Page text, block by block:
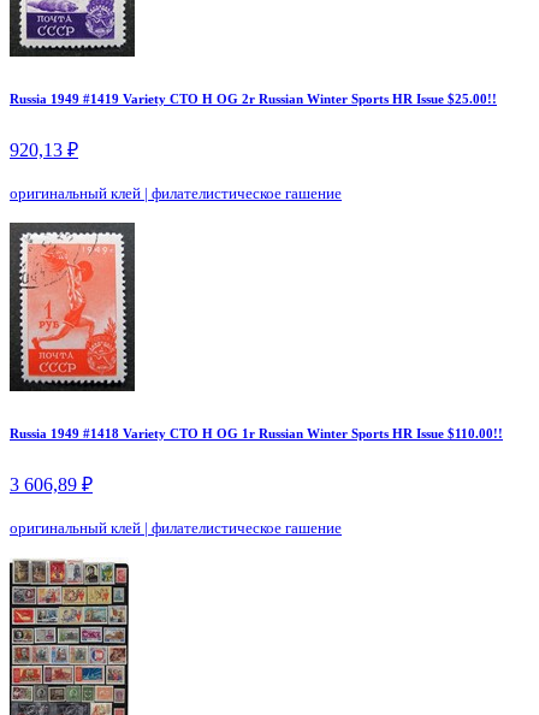
Russia 1949 #1419 Variety CTO H OG 2r Russian Winter Sports HR Issue $25.00!!
920,13 ₽
оригинальный клей | филателистическое гашение
Russia 1949 #1418 Variety CTO H OG 1r Russian Winter Sports HR Issue $110.00!!
3 606,89 ₽
оригинальный клей | филателистическое гашение